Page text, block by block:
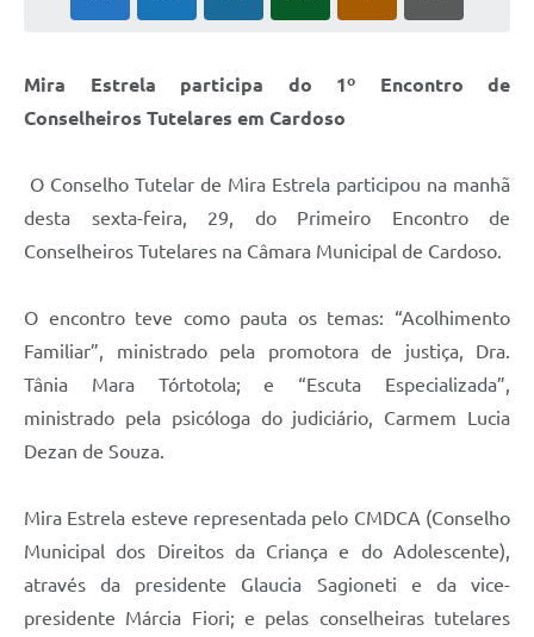
Mira Estrela participa do 1º Encontro de
Conselheiros Tutelares em Cardoso
O Conselho Tutelar de Mira Estrela participou na manhã
desta sexta-feira, 29, do Primeiro Encontro de
Conselheiros Tutelares na Câmara Municipal de Cardoso.
O encontro teve como pauta os temas: “Acolhimento
Familiar”, ministrado pela promotora de justiça, Dra.
Tânia Mara Tórtotola; e “Escuta Especializada”,
ministrado pela psicóloga do judiciário, Carmem Lucia
Dezan de Souza.
Mira Estrela esteve representada pelo CMDCA (Conselho
Municipal dos Direitos da Criança e do Adolescente),
através da presidente Glaucia Sagioneti e da vice-
presidente Márcia Fiori; e pelas conselheiras tutelares